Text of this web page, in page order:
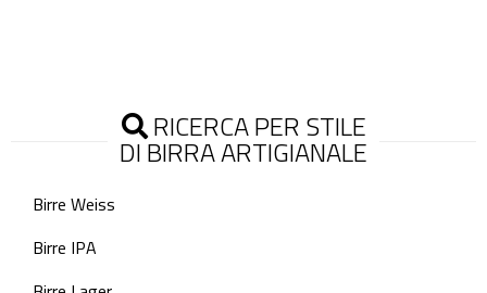
RICERCA PER STILE
DI BIRRA ARTIGIANALE
Birre Weiss
Birre IPA